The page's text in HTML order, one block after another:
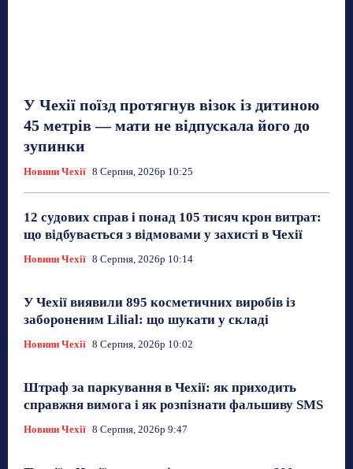
У Чехії поїзд протягнув візок із дитиною
45 метрів — мати не відпускала його до
зупинки
Новини Чехії 8 Серпня, 2026р 10:25
12 судових справ і понад 105 тисяч крон витрат:
що відбувається з відмовами у захисті в Чехії
Новини Чехії 8 Серпня, 2026р 10:14
У Чехії виявили 895 косметичних виробів із
забороненим Lilial: що шукати у складі
Новини Чехії 8 Серпня, 2026р 10:02
Штраф за паркування в Чехії: як приходить
справжня вимога і як розпізнати фальшиву SMS
Новини Чехії 8 Серпня, 2026р 9:47